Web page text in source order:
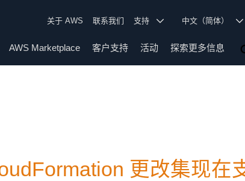
关于 AWS 联系我们 支持 中文（简体）
AWS Marketplace 客户支持 活动 探索更多信息
更改集现在